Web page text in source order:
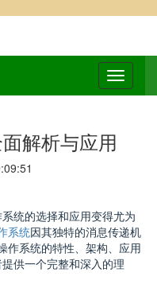
解析与应用
统的选择和应用变得尤为
系统因其独特的消息传递机
作系统的特性、架构、应用
供一个完整和深入的理